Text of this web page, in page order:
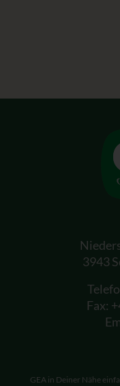
3943
Fax:
GEA in Deiner Nähe